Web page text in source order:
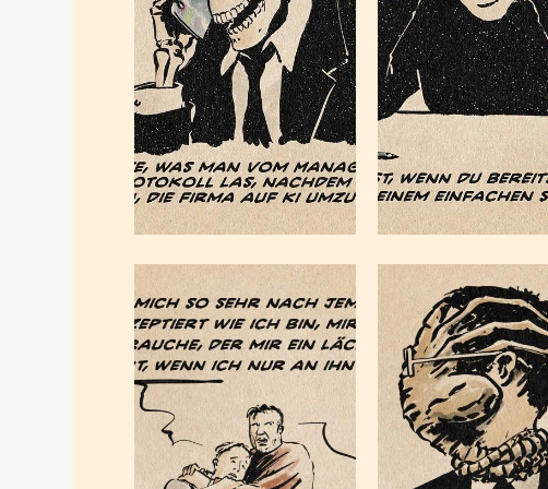
smart, fart
Mai 31, 2026
Künstler
Mai 31, 2026
Liebe in
Zeiten der
Endgame